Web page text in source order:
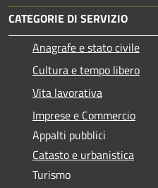
CATEGORIE DI SERVIZIO
Anagrafe e stato civile
Cultura e tempo libero
Vita lavorativa
Imprese e Commercio
Appalti pubblici
Catasto e urbanistica
Turismo